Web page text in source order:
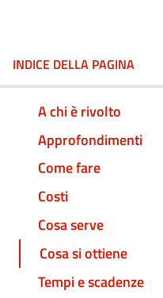
INDICE DELLA PAGINA
A chi è rivolto
Approfondimenti
Come fare
Costi
Cosa serve
Cosa si ottiene
Tempi e scadenze